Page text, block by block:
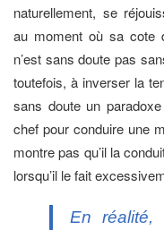
naturellement, se
au moment où sa cote
n’est sans doute pas
toutefois, à inverser la
sans doute un
chef pour conduire une
montre pas qu’il la
lorsqu’il le fait
En réalité,